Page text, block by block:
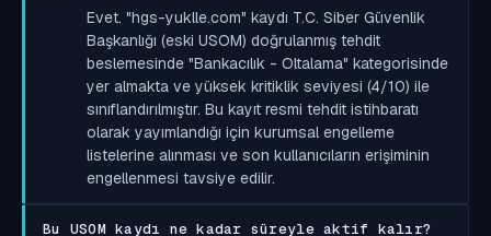
Evet. "hgs-yuklle.com" kaydı T.C. Siber Güvenlik
Başkanlığı (eski USOM) doğrulanmış tehdit
beslemesinde "Bankacılık - Oltalama" kategorisinde
yer almakta ve yüksek kritiklik seviyesi (4/10) ile
sınıflandırılmıştır. Bu kayıt resmi tehdit istihbaratı
olarak yayımlandığı için kurumsal engelleme
listelerine alınması ve son kullanıcıların erişiminin
engellenmesi tavsiye edilir.
Bu USOM kaydı ne kadar süreyle aktif kalır?